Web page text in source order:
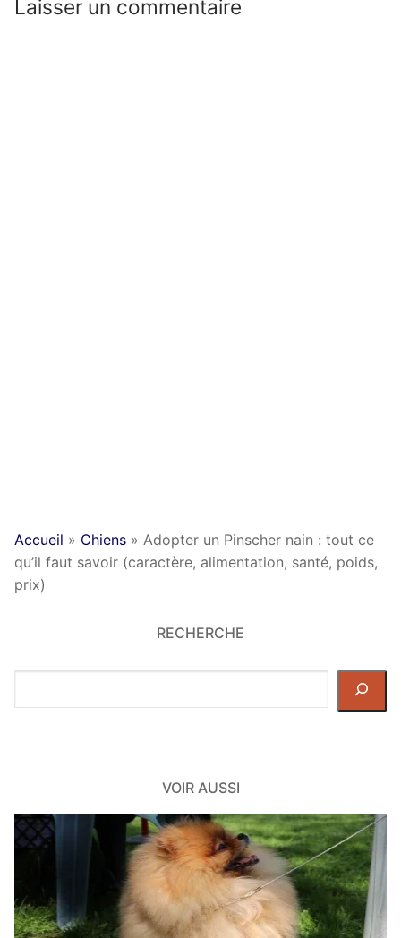
Laisser un commentaire
Accueil » Chiens » Adopter un Pinscher nain : tout ce
qu’il faut savoir (caractère, alimentation, santé, poids,
prix)
RECHERCHE
dans
VOIR AUSSI